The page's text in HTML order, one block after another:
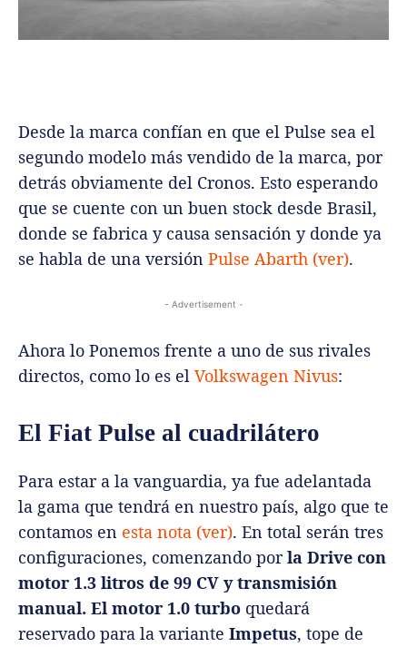
Desde la marca confían en que el Pulse sea el
segundo modelo más vendido de la marca, por
detrás obviamente del Cronos. Esto esperando
que se cuente con un buen stock desde Brasil,
donde se fabrica y causa sensación y donde ya
se habla de una versión Pulse Abarth (ver).
- Advertisement -
Ahora lo Ponemos frente a uno de sus rivales
directos, como lo es el Volkswagen Nivus:
El Fiat Pulse al cuadrilátero
Para estar a la vanguardia, ya fue adelantada
la gama que tendrá en nuestro país, algo que te
contamos en esta nota (ver). En total serán tres
configuraciones, comenzando porla Drive con
motor 1.3 litros de 99 CV y transmisión
manual. El motor 1.0 turbo quedará
reservado para la variante Impetus, tope de